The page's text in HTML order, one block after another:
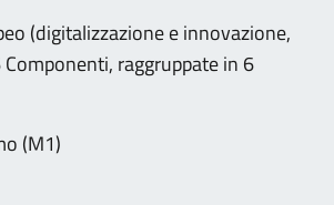
(digitalizzazione e innovazione,
raggruppate in 6
(M1)